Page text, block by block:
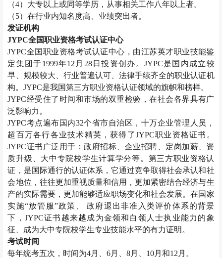
（4）大专以上或同等学历，从事相关工作八年以上者。
（5）在行业内知名度高、业绩突出者。
发证机构
JYPC全国职业资格考试认证中心
JYPC全国职业资格考试认证中心，由江苏英才职业技能鉴
定集团于1999年12 月 28日投资创办。 JYPC是国内成立较
早、规模较大、行业普遍认可、法律手续齐全的职业认证机
构。JYPC是我国第三方职业资格认证领域的旗帜和榜样。
JYPC经受住了时间和市场的双重检验，在社会各界具有广
泛影响力。
JYPC考点遍布国内32个省市自治区，十万企业管理人员，
超百万各行各业技术精英，获得了JYPC职业资格证书。
JYPC证书广泛用于：政府招标、企业招聘、定岗加薪、资
质升级、大中专院校学生计算学分等。第三方职业资格认
证，是国际通行的认证体系，它通过竞争取得社会承认和社
会地位，往往更加重视质量和信用，更加紧密结合经济与生
产的实际需要，更加能够适应职场变化和社会发展。在国家
实施“放管服”政策、 政府退出非准入类评价体系的背景
下， JYPC证书越来越成为金领和白领人士执业能力的象
征、成为大中专院校学生专业技能水平的有力证明。
考试时间
每年统考五次，时间为4月、6月、8月、 10月和12 月。